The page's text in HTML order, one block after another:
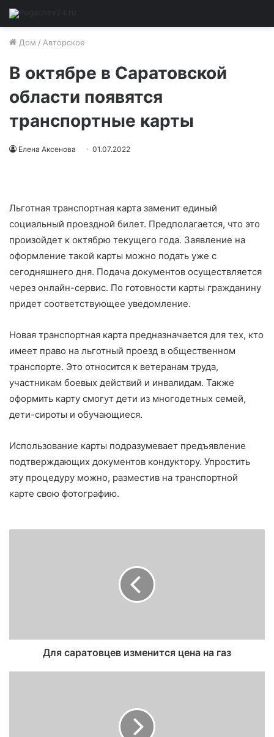
Дом / Авторское
В октябре в Саратовской
области появятся
транспортные карты
Елена Аксенова 01.07.2022
Льготная транспортная карта заменит единый
социальный проездной билет. Предполагается, что это
произойдет к октябрю текущего года. Заявление на
оформление такой карты можно подать уже с
сегодняшнего дня. Подача документов осуществляется
через онлайн-сервис. По готовности карты гражданину
придет соответствующее уведомление.
Новая транспортная карта предназначается для тех, кто
имеет право на льготный проезд в общественном
транспорте. Это относится к ветеранам труда,
участникам боевых действий и инвалидам. Также
оформить карту смогут дети из многодетных семей,
дети-сироты и обучающиеся.
Использование карты подразумевает предъявление
подтверждающих документов кондуктору. Упростить
эту процедуру можно, разместив на транспортной
карте свою фотографию.
Для саратовцев изменится цена на газ